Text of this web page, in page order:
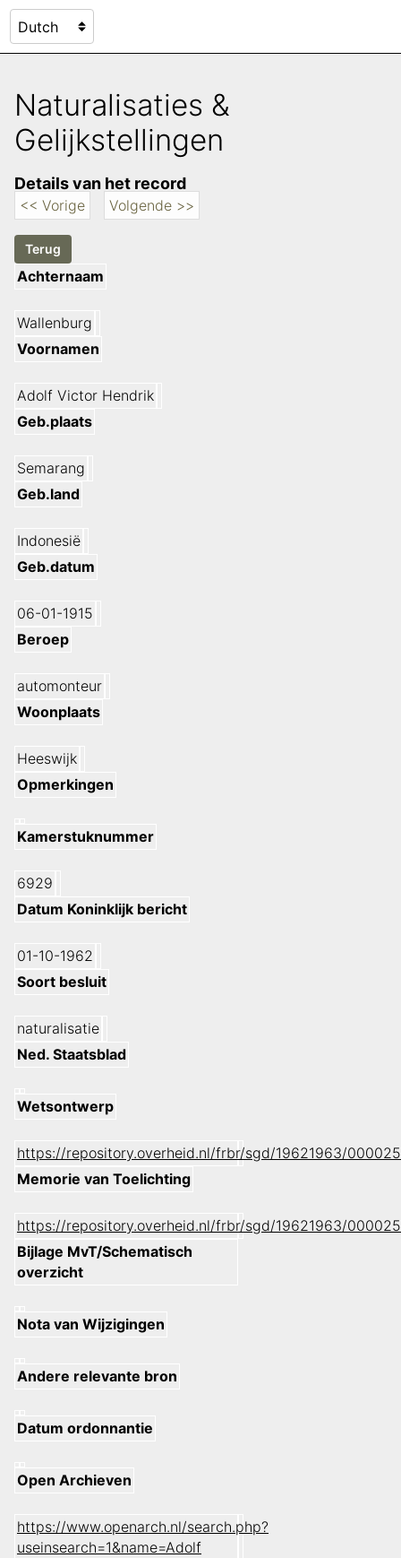
Naturalisaties &
Gelijkstellingen
Details van het record
<< Vorige Volgende >>
Achternaam
Wallenburg
Voornamen
Adolf Victor Hendrik
Geb.plaats
Semarang
Geb.land
Indonesië
Geb.datum
06-01-1915
Beroep
automonteur
Woonplaats
Heeswijk
Opmerkingen
Kamerstuknummer
6929
Datum Koninklijk bericht
01-10-1962
Soort besluit
naturalisatie
Ned. Staatsblad
Wetsontwerp
https://repository.overheid.nl/frbr/sgd/19621963/
Memorie van Toelichting
https://repository.overheid.nl/frbr/sgd/19621963/
Bijlage MvT/Schematisch
overzicht
Nota van Wijzigingen
Andere relevante bron
Datum ordonnantie
Open Archieven
https://www.openarch.nl/search.php?
useinsearch=1&name=Adolf